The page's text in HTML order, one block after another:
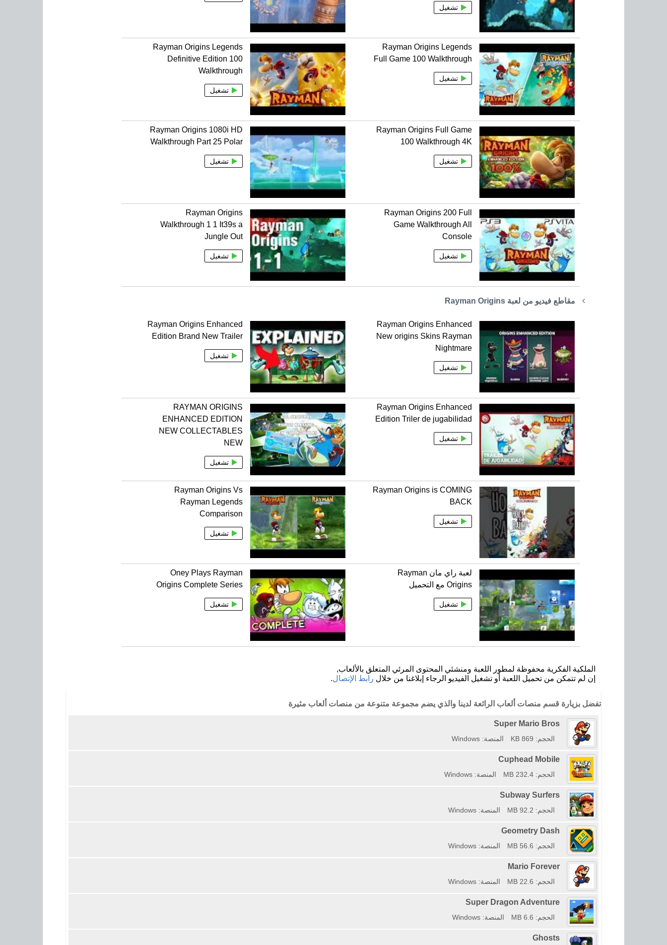
تشغيل
Rayman Origins Legends
Full Game 100 Walkthrough
تشغيل
Rayman Origins Legends
Definitive Edition 100
Walkthrough
تشغيل
Rayman Origins Full Game
100 Walkthrough 4K
تشغيل
Rayman Origins 1080i HD
Walkthrough Part 25 Polar
تشغيل
Rayman Origins 200 Full
Game Walkthrough All
Console
تشغيل
Rayman Origins
Walkthrough 1 1 It39s a
Jungle Out
تشغيل
مقاطع فيديو من لعبة Rayman Origins
Rayman Origins Enhanced
New origins Skins Rayman
Nightmare
تشغيل
Rayman Origins Enhanced
Edition Brand New Trailer
تشغيل
Rayman Origins Enhanced
Edition Triler de jugabilidad
تشغيل
RAYMAN ORIGINS
ENHANCED EDITION
NEW COLLECTABLES
NEW
تشغيل
Rayman Origins is COMING
BACK
تشغيل
Rayman Origins Vs
Rayman Legends
Comparison
تشغيل
لعبة راي مان Rayman
Origins مع التحميل
تشغيل
Oney Plays Rayman
Origins Complete Series
تشغيل
الملكية الفكرية محفوظة لمطور اللعبة ومنشئي المحتوى المرئي المتعلق بالألعاب,
إن لم تتمكن من تحميل اللعبة أو تشغيل الفيديو الرجاء إبلاغنا من خلال رابط الإتصال.
تفضل بزيارة قسم منصات ألعاب الرائعة لدينا والذي يضم مجموعة متنوعة من منصات ألعاب مثيرة
Super Mario Bros
الحجم: 869 KB المنصة: Windows
Cuphead Mobile
الحجم: 232.4 MB المنصة: Windows
Subway Surfers
الحجم: 92.2 MB المنصة: Windows
Geometry Dash
الحجم: 56.6 MB المنصة: Windows
Mario Forever
الحجم: 22.6 MB المنصة: Windows
Super Dragon Adventure
الحجم: 6.6 MB المنصة: Windows
Ghosts